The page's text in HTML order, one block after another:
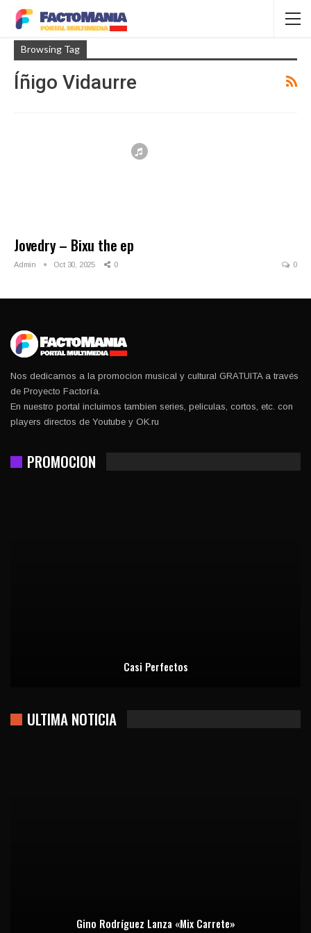
Browsing Tag
Íñigo Vidaurre
Jovedry – Bixu the ep
Admin Oct 30, 2025 0 0
Nos dedicamos a la promocion musical y cultural GRATUITA a través
de Proyecto Factoría.
En nuestro portal incluimos tambien series, peliculas, cortos, etc. con
players directos de Youtube y OK.ru
PROMOCION
Casi Perfectos
ULTIMA NOTICIA
Gino Rodríguez Lanza «Mix Carrete»